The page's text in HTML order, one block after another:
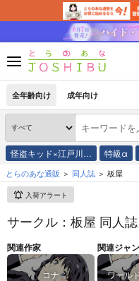
全年齢向け 成年向け
怪盗キッド×江戸川… 特級α
とらのあな通販 同人誌 板屋
入荷アラート
サークル：板屋 同人
関連作家
コナ
関連ジャ
ワール